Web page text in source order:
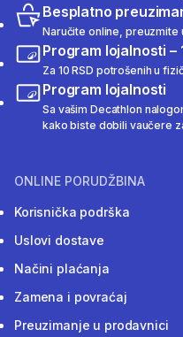
Besplatno
Naručite online, preuzmite
Program lojalnosti –
Za 10 RSD potrošenih u
Program lojalnosti
Sa vašim Decathlon
kako biste dobili vaučere
ONLINE PORUDŽBINA
Korisnička podrška
Uslovi dostave
Načini plaćanja
Zamena i povraćaj
Preuzimanje u prodavnici